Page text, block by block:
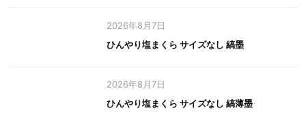
2026年8月7日
ひんやり塩まくら サイズなし 縞墨
2026年8月7日
ひんやり塩まくら サイズなし 縞薄墨